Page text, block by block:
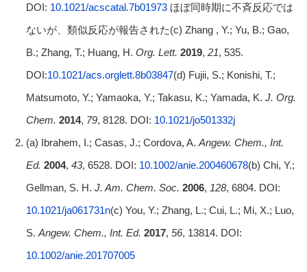
DOI: 10.1021/acscatal.7b01973ほぼ同時期に不斉反応では
ないが、類似反応が報告された(c) Zhang , Y.; Yu, B.; Gao,
B.; Zhang, T.; Huang, H. Org. Lett. 2019, 21, 535.
DOI:10.1021/acs.orglett.8b03847(d) Fujii, S.; Konishi, T.;
Matsumoto, Y.; Yamaoka, Y.; Takasu, K.; Yamada, K. J. Org.
Chem. 2014, 79, 8128. DOI: 10.1021/jo501332j
(a) Ibrahem, I.; Casas, J.; Cordova, A. Angew. Chem., Int.
Ed. 2004, 43, 6528. DOI: 10.1002/anie.200460678(b) Chi, Y.;
Gellman, S. H. J. Am. Chem. Soc. 2006, 128, 6804. DOI:
10.1021/ja061731n(c) You, Y.; Zhang, L.; Cui, L.; Mi, X.; Luo,
S. Angew. Chem., Int. Ed. 2017, 56, 13814. DOI:
10.1002/anie.201707005